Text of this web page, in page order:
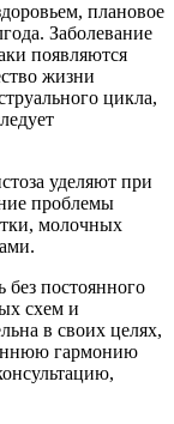
плановое
Заболевание
появляются
жизни
цикла,
уделяют при
проблемы
молочных
постоянного
схем и
в своих целях,
гармонию